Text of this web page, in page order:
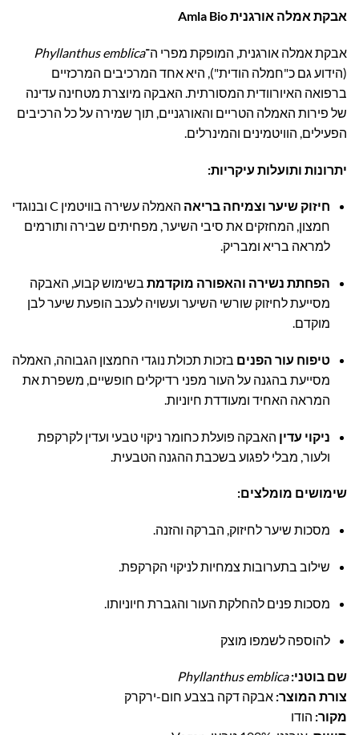
אבקת אמלה אורגנית Amla Bio
אבקת אמלה אורגנית, המופקת מפרי ה־Phyllanthus emblica
(הידוע גם כ"חמלה הודית"), היא אחד המרכיבים המרכזיים
ברפואה האיורוודית המסורתית. האבקה מיוצרת מטחינה עדינה
של פירות האמלה הטריים והאורגניים, תוך שמירה על כל הרכיבים
הפעילים, הוויטמינים והמינרלים.
יתרונות ותועלות עיקריות:
חיזוק שיער וצמיחה בריאה
האמלה עשירה בוויטמין C ובנוגדי
חמצון, המחזקים את סיבי השיער, מפחיתים שבירה ותורמים
למראה בריא ומבריק.
הפחתת נשירה והאפורה מוקדמתבשימוש קבוע, האבקה
מסייעת לחיזוק שורשי השיער ועשויה לעכב הופעת שיער לבן
מוקדם.
טיפוח עור הפנים בזכות תכולת נוגדי החמצון הגבוהה, האמלה
מסייעת בהגנה על העור מפני רדיקלים חופשיים, משפרת את
המראה האחיד ומעודדת חיוניות.
ניקוי עדין האבקה פועלת כחומר ניקוי טבעי ועדין לקרקפת
ולעור, מבלי לפגוע בשכבת ההגנה הטבעית.
שימושים מומלצים:
מסכות שיער לחיזוק, הברקה והזנה.
שילוב בתערובות צמחיות לניקוי הקרקפת.
מסכות פנים להחלקת העור והגברת חיוניותו.
להוספה לשמפו מוצק
שם בוטני: Phyllanthus emblica
צורת המוצר: אבקה דקה בצבע חום-ירקרק
מקור: הודו